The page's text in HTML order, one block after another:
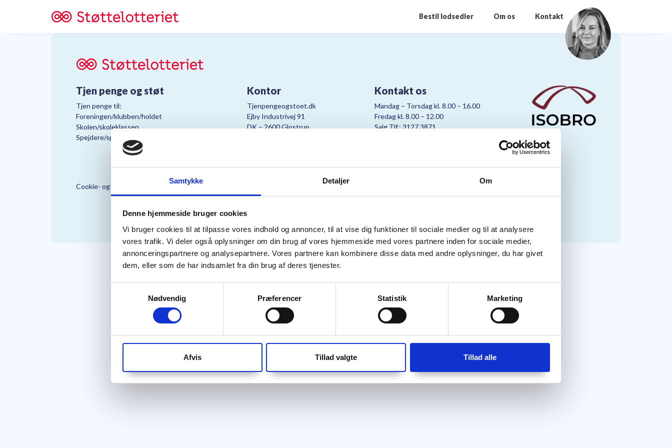
Samtykke Detaljer Om
Denne hjemmeside bruger cookies
Vi bruger cookies til at tilpasse vores indhold og annoncer, til at vise dig funktioner til sociale medier og til at analysere
vores trafik. Vi deler også oplysninger om din brug af vores hjemmeside med vores partnere inden for sociale medier,
annonceringspartnere og analysepartnere. Vores partnere kan kombinere disse data med andre oplysninger, du har givet
dem, eller som de har indsamlet fra din brug af deres tjenester.
Nødvendig
Præferencer Statistik Marketing
Afvis Tillad valgte Tillad alle
Bestil lodsedler Om os Kontakt
Tjen penge og støt
Tjen penge til:
Foreningen/klubben/holdet
Skolen/skoleklassen
Spejdere/spejdergruppen/FDF’ere, m.fl.
Kontor
Tjenpengeogstoet.dk
Ejby Industrivej 91
DK – 2600 Glostrup
Kontakt os
Mandag – Torsdag kl. 8.00 – 16.00
Fredag kl. 8.00 – 12.00
Salg Tlf.: 3127 3871
Cookie- og Persondatapolitik